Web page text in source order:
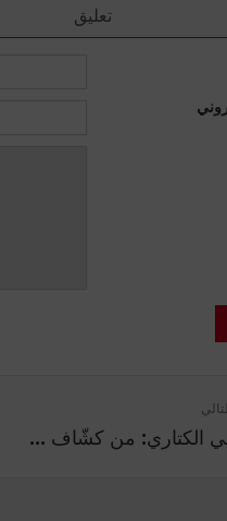
تعليق
الكتاري: من كشّاف ...